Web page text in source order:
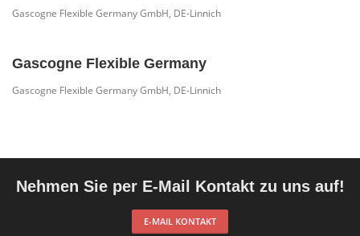
Gascogne Flexible Germany GmbH, DE-Linnich
Gascogne Flexible Germany
Gascogne Flexible Germany GmbH, DE-Linnich
Nehmen Sie per E-Mail Kontakt zu uns auf!
E-MAIL KONTAKT